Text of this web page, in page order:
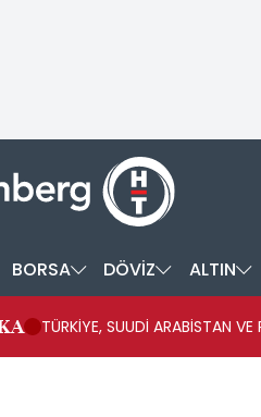
BORSA DÖVİZ ALTIN
TÜRKİYE, SUUDİ ARABİSTAN